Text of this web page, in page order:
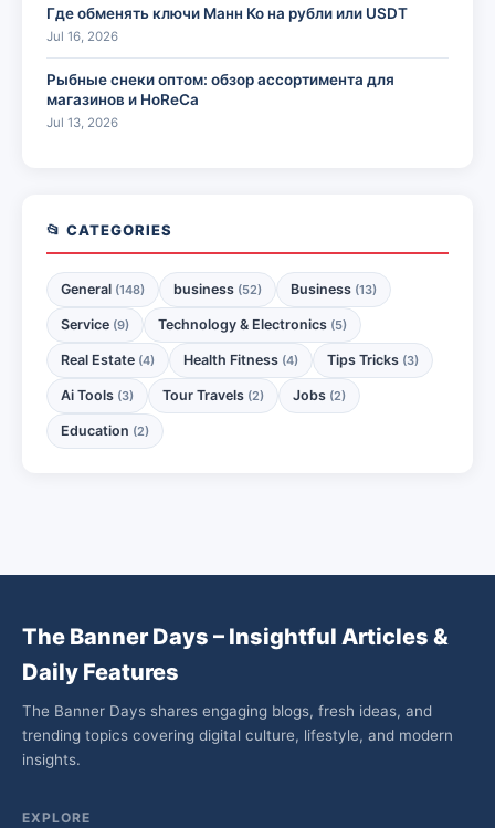
Где обменять ключи Манн Ко на рубли или USDT
Jul 16, 2026
Рыбные снеки оптом: обзор ассортимента для
магазинов и HoReCa
Jul 13, 2026
📂 CATEGORIES
General (148) business (52) Business (13)
Service (9) Technology & Electronics (5)
Real Estate (4) Health Fitness (4) Tips Tricks (3)
Ai Tools (3) Tour Travels (2) Jobs (2)
Education (2)
The Banner Days – Insightful Articles &
Daily Features
The Banner Days shares engaging blogs, fresh ideas, and
trending topics covering digital culture, lifestyle, and modern
insights.
EXPLORE